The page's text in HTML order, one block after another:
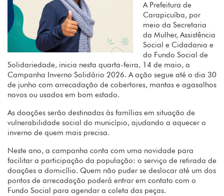
A Prefeitura de
Carapicuíba, por
meio da Secretaria
da Mulher, Assistência
Social e Cidadania e
do Fundo Social de
Solidariedade, inicia nesta quarta-feira, 14 de maio, a
Campanha Inverno Solidário 2026. A ação segue até o dia 30
de junho com arrecadação de cobertores, mantas e agasalhos
novos ou usados em bom estado.
As doações serão destinadas às famílias em situação de
vulnerabilidade social do município, ajudando a aquecer o
inverno de quem mais precisa.
Neste ano, a campanha conta com uma novidade para
facilitar a participação da população: o serviço de retirada de
doações a domicílio. Quem não puder se deslocar até um dos
pontos de arrecadação poderá entrar em contato com o
Fundo Social para agendar a coleta das peças.